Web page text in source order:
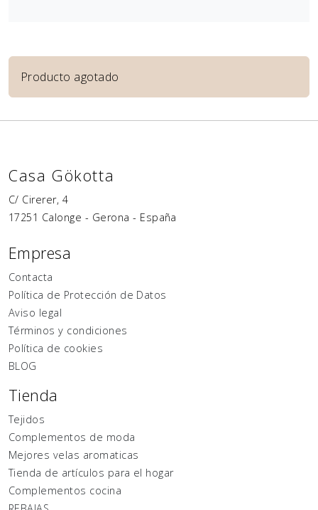
Producto agotado
Casa Gökotta
C/ Cirerer, 4
17251 Calonge - Gerona - España
Empresa
Contacta
Política de Protección de Datos
Aviso legal
Términos y condiciones
Política de cookies
BLOG
Tienda
Tejidos
Complementos de moda
Mejores velas aromaticas
Tienda de artículos para el hogar
Complementos cocina